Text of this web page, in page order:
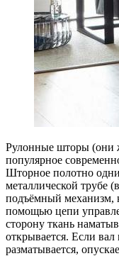
Рулонные шторы (они
популярное
Шторное полотно
металлической трубе
подъёмный механизм,
помощью цепи
сторону ткань
открывается. Если
разматывается,